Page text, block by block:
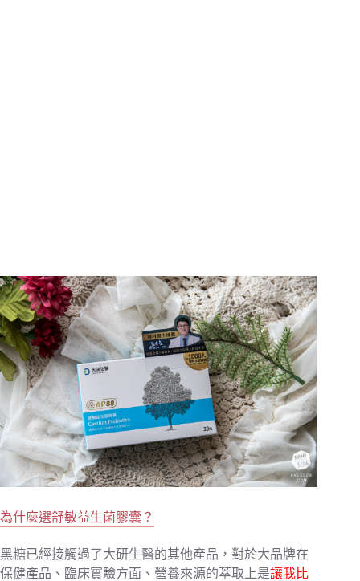
為什麼選舒敏益生菌膠囊？
黑糖已經接觸過了大研生醫的其他產品，對於大品牌在
保健產品、臨床實驗方面、營養來源的萃取上是讓我比